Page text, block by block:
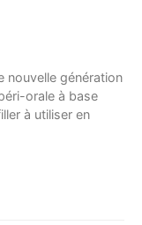
nouvelle génération
orale à base
à utiliser en